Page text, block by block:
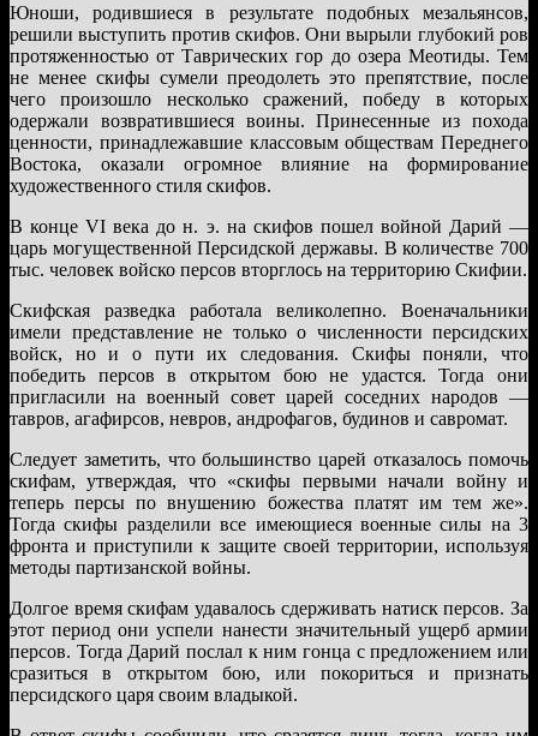
Юноши, родившиеся в результате подобных мезальянсов,
решили выступить против скифов. Они вырыли глубокий ров
протяженностью от Таврических гор до озера Меотиды. Тем
не менее скифы сумели преодолеть это препятствие, после
чего произошло несколько сражений, победу в которых
одержали возвратившиеся воины. Принесенные из похода
ценности, принадлежавшие классовым обществам Переднего
Востока, оказали огромное влияние на формирование
художественного стиля скифов.
В конце VI века до н. э. на скифов пошел войной Дарий —
царь могущественной Персидской державы. В количестве 700
тыс. человек войско персов вторглось на территорию Скифии.
Скифская разведка работала великолепно. Военачальники
имели представление не только о численности персидских
войск, но и о пути их следования. Скифы поняли, что
победить персов в открытом бою не удастся. Тогда они
пригласили на военный совет царей соседних народов —
тавров, агафирсов, невров, андрофагов, будинов и савромат.
Следует заметить, что большинство царей отказалось помочь
скифам, утверждая, что «скифы первыми начали войну и
теперь персы по внушению божества платят им тем же».
Тогда скифы разделили все имеющиеся военные силы на 3
фронта и приступили к защите своей территории, используя
методы партизанской войны.
Долгое время скифам удавалось сдерживать натиск персов. За
этот период они успели нанести значительный ущерб армии
персов. Тогда Дарий послал к ним гонца с предложением или
сразиться в открытом бою, или покориться и признать
персидского царя своим владыкой.